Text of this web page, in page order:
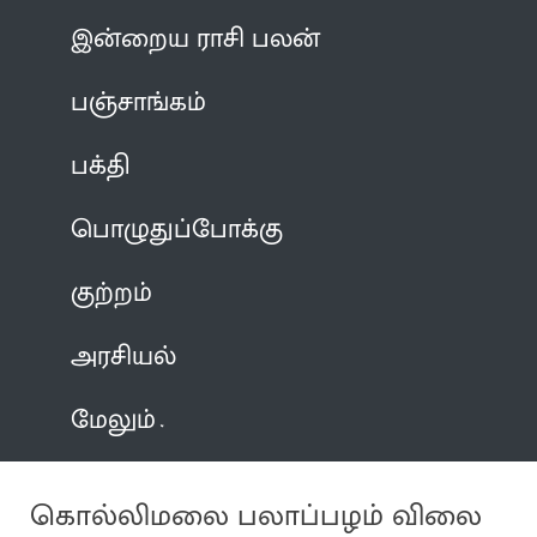
இன்றைய ராசி பலன்
பஞ்சாங்கம்
பக்தி
பொழுதுப்போக்கு
குற்றம்
அரசியல்
மேலும்
கொல்லிமலை பலாப்பழம் விலை